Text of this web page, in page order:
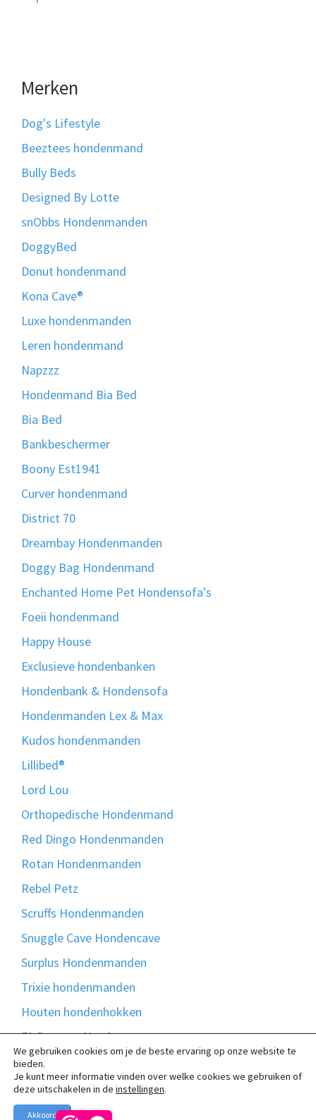
Merken
Dog's Lifestyle
Beeztees hondenmand
Bully Beds
Designed By Lotte
snObbs Hondenmanden
DoggyBed
Donut hondenmand
Kona Cave®
Luxe hondenmanden
Leren hondenmand
Napzzz
Hondenmand Bia Bed
Bia Bed
Bankbeschermer
Boony Est1941
Curver hondenmand
District 70
Dreambay Hondenmanden
Doggy Bag Hondenmand
Enchanted Home Pet Hondensofa's
Foeii hondenmand
Happy House
Exclusieve hondenbanken
Hondenbank & Hondensofa
Hondenmanden Lex & Max
Kudos hondenmanden
Lillibed®
Lord Lou
Orthopedische Hondenmand
Red Dingo Hondenmanden
Rotan Hondenmanden
Rebel Petz
Scruffs Hondenmanden
Snuggle Cave Hondencave
Surplus Hondenmanden
Trixie hondenmanden
Houten hondenhokken
51 Degrees North
Bontmand
Madison Friends
We gebruiken cookies om je de beste ervaring op onze website te
bieden.
Je kunt meer informatie vinden over welke cookies we gebruiken of
deze uitschakelen in de instellingen.
Akkoord